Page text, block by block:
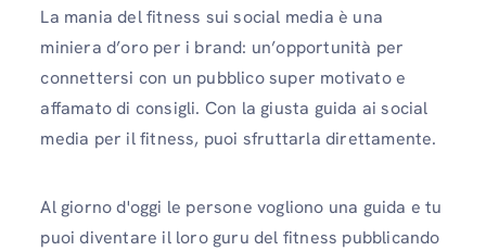
La mania del fitness sui social media è una
miniera d’oro per i brand: un’opportunità per
connettersi con un pubblico super motivato e
affamato di consigli. Con la giusta guida ai social
media per il fitness, puoi sfruttarla direttamente.
Al giorno d'oggi le persone vogliono una guida e tu
puoi diventare il loro guru del fitness pubblicando